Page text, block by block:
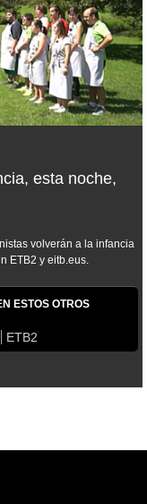
esta noche,
volverán a la infancia
ETB2 y eitb.eus.
ESTOS OTROS
ETB2